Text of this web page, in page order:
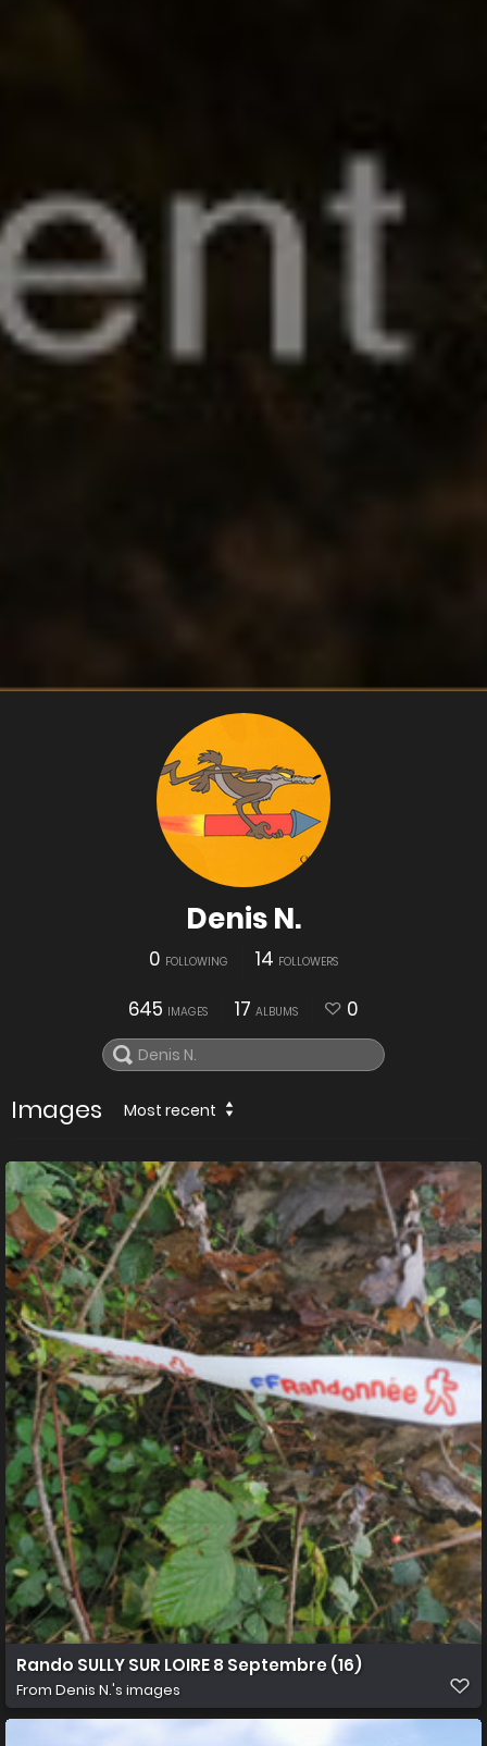
Denis N.
0 FOLLOWING 14 FOLLOWERS
645 IMAGES 17 ALBUMS 0
Images Most recent
Rando SULLY SUR LOIRE 8 Septembre (16)
From Denis N.'s images